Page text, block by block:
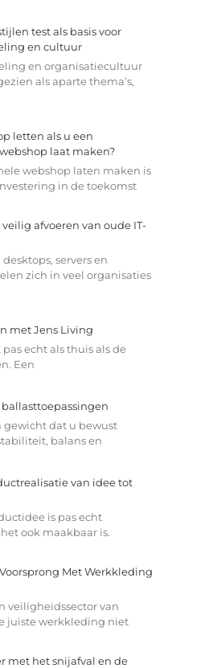
test als basis voor
en cultuur
en organisatiecultuur
als aparte thema’s,
letten als u een
laat maken?
webshop laten maken is
in de toekomst
afvoeren van oude IT-
servers en
zich in veel organisaties
met Jens Living
echt als thuis als de
Een
gewicht dat u bewust
balans en
van idee tot
is pas echt
ook maakbaar is.
Met Werkkleding
veiligheidssector van
juiste werkkleding niet
met het snijafval en de